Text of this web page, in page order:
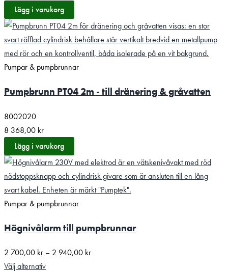
Lägg i varukorg
Pumpar & pumpbrunnar
Pumpbrunn PT04 2m - till dränering & gråvatten
8002020
8 368,00 kr
Lägg i varukorg
Pumpar & pumpbrunnar
Högnivålarm till pumpbrunnar
2 700,00 kr – 2 940,00 krPrisintervall:
Välj alternativ